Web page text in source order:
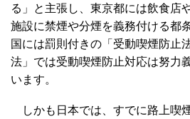
る」と主張し、東京都には飲食店
施設に禁煙や分煙を義務付ける都
国には罰則付きの「受動喫煙防止
法」では受動喫煙防止対応は努力
います。
しかも日本では、すでに路上喫